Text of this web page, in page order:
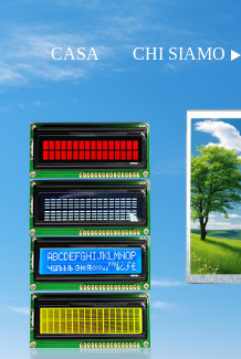
CASA CHI SIAMO